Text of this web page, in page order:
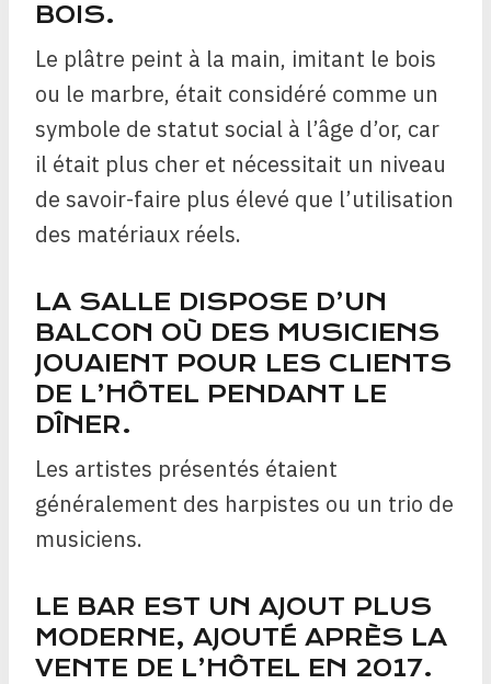
BOIS.
Le plâtre peint à la main, imitant le bois
ou le marbre, était considéré comme un
symbole de statut social à l’âge d’or, car
il était plus cher et nécessitait un niveau
de savoir-faire plus élevé que l’utilisation
des matériaux réels.
LA SALLE DISPOSE D’UN
BALCON OÙ DES MUSICIENS
JOUAIENT POUR LES CLIENTS
DE L’HÔTEL PENDANT LE
DÎNER.
Les artistes présentés étaient
généralement des harpistes ou un trio de
musiciens.
LE BAR EST UN AJOUT PLUS
MODERNE, AJOUTÉ APRÈS LA
VENTE DE L’HÔTEL EN 2017.